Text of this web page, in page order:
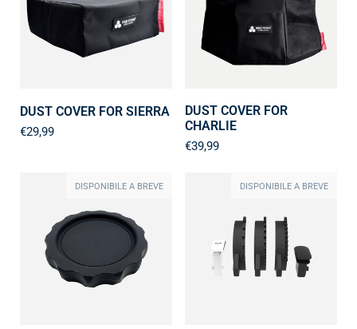
DUST COVER FOR SIERRA
€29,99
DUST COVER FOR
CHARLIE
€39,99
DISPONIBILE A BREVE DISPONIBILE A BREVE